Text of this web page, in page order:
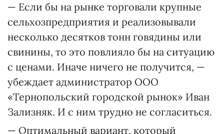
— Если бы на рынке торговали крупные
сельхозпредприятия и реализовывали
несколько десятков тонн говядины или
свинины, то это повлияло бы на ситуацию
с ценами. Иначе ничего не получится, —
убеждает администратор ООО
«Тернопольский городской рынок» Иван
Зализняк. И с ним трудно не согласиться.
— Оптимальный вариант, который